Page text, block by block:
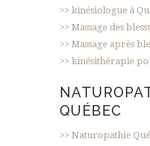
>> kinésiologue à
>> Massage des
>> Massage après
>> kinésithérapie
QUÉBEC
>> Naturopathie